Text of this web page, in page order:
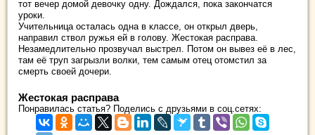
тот вечер домой девочку одну. Дождался, пока закончатся
уроки.
Учительница осталась одна в классе, он открыл дверь,
направил ствол ружья ей в голову. Жестокая расправа.
Незамедлительно прозвучал выстрел. Потом он вывез её в лес,
там её труп загрызли волки, тем самым отец отомстил за
смерть своей дочери.
Жестокая расправа
Понравилась статья? Поделись с друзьями в соц.сетях: